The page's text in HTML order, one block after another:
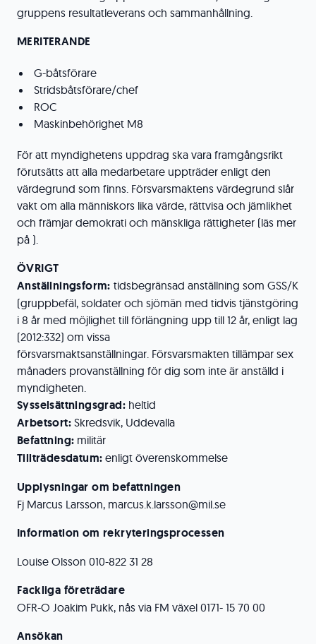
gruppens resultatleverans och sammanhållning.
MERITERANDE
G-båtsförare
Stridsbåtsförare/chef
ROC
Maskinbehörighet M8
För att myndighetens uppdrag ska vara framgångsrikt
förutsätts att alla medarbetare uppträder enligt den
värdegrund som finns. Försvarsmaktens värdegrund slår
vakt om alla människors lika värde, rättvisa och jämlikhet
och främjar demokrati och mänskliga rättigheter (läs mer
på ).
ÖVRIGT
Anställningsform: tidsbegränsad anställning som GSS/K
(gruppbefäl, soldater och sjömän med tidvis tjänstgöring
i 8 år med möjlighet till förlängning upp till 12 år, enligt lag
(2012:332) om vissa
försvarsmaktsanställningar. Försvarsmakten tillämpar sex
månaders provanställning för dig som inte är anställd i
myndigheten.
Sysselsättningsgrad: heltid
Arbetsort: Skredsvik, Uddevalla
Befattning: militär
Tillträdesdatum: enligt överenskommelse
Upplysningar om befattningen
Fj Marcus Larsson, marcus.k.larsson@mil.se
Information om rekryteringsprocessen
Louise Olsson 010-822 31 28
Fackliga företrädare
OFR-O Joakim Pukk, nås via FM växel 0171- 15 70 00
Ansökan